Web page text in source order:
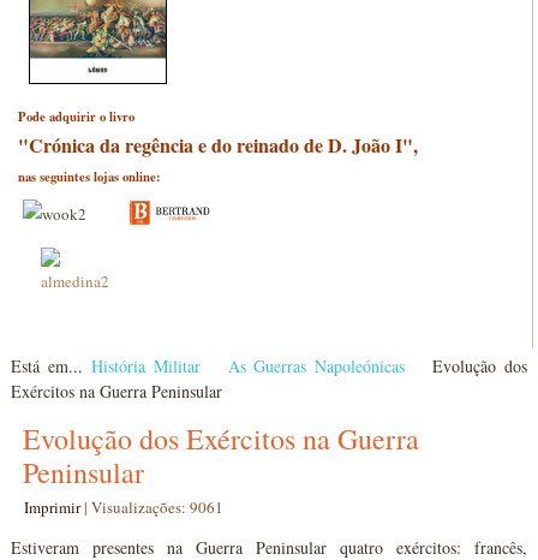
Pode adquirir o livro
"Crónica da regência e do reinado de D. João I",
nas seguintes lojas online:
Está em...História Militar As Guerras Napoleónicas
Evolução dos
Exércitos na Guerra Peninsular
Evolução dos Exércitos na Guerra
Peninsular
Imprimir|Visualizações: 9061
Estiveram presentes na Guerra Peninsular quatro exércitos: francês,